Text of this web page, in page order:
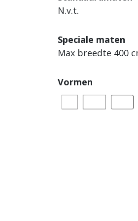
N.v.t.
Speciale maten
Max breedte 400
Vormen